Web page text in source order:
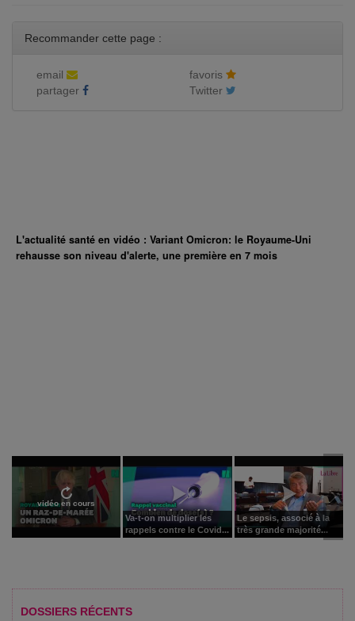
Recommander cette page :
email
favoris
partager
Twitter
L'actualité santé en vidéo : Variant Omicron: le Royaume-Uni
rehausse son niveau d'alerte, une première en 7 mois
vidéo en cours
Va-t-on multiplier les
rappels contre le Covid...
Le sepsis, associé à la
très grande majorité...
DOSSIERS RÉCENTS